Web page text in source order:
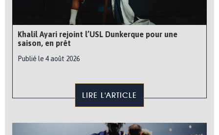
Khalil Ayari rejoint l’USL Dunkerque pour une
saison, en prêt
Publié le 4 août 2026
LIRE L'ARTICLE